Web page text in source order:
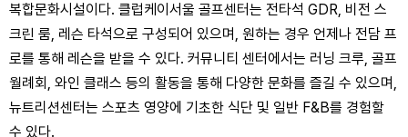
복합문화시설이다. 클럽케이서울 골프센터는 전타석 GDR, 비전 스
크린 룸, 레슨 타석으로 구성되어 있으며, 원하는 경우 언제나 전담 프
로를 통해 레슨을 받을 수 있다. 커뮤니티 센터에서는 러닝 크루, 골프
월례회, 와인 클래스 등의 활동을 통해 다양한 문화를 즐길 수 있으며,
뉴트리션센터는 스포츠 영양에 기초한 식단 및 일반 F&B를 경험할
수 있다.